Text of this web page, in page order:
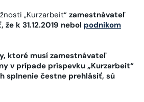
„Kurzarbeit“ zamestnávateľ
k 31.12.2019 nebol podnikom
ktoré musí zamestnávateľ
v prípade príspevku „Kurzarbeit“
splnenie čestne prehlásiť, sú